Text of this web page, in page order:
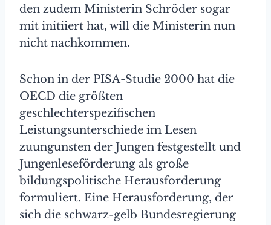
den zudem Ministerin Schröder sogar
mit initiiert hat, will die Ministerin nun
nicht nachkommen.
Schon in der PISA-Studie 2000 hat die
OECD die größten
geschlechterspezifischen
Leistungsunterschiede im Lesen
zuungunsten der Jungen festgestellt und
Jungenleseförderung als große
bildungspolitische Herausforderung
formuliert. Eine Herausforderung, der
sich die schwarz-gelb Bundesregierung